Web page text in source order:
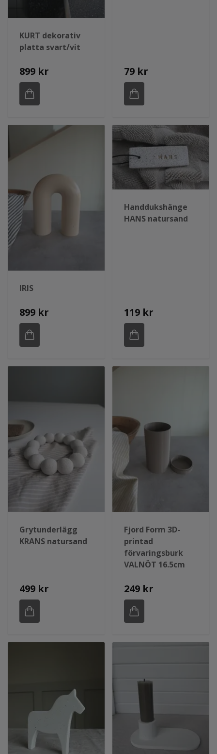
KURT dekorativ
platta svart/vit
899 kr 79 kr
IRIS
899 kr
Handdukshänge
HANS natursand
119 kr
Grytunderlägg
KRANS natursand
499 kr
Fjord Form 3D-
printad
förvaringsburk
VALNÖT 16.5cm
249 kr